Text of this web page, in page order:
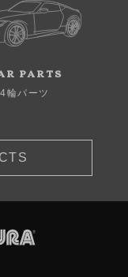
parts
4輪パーツ